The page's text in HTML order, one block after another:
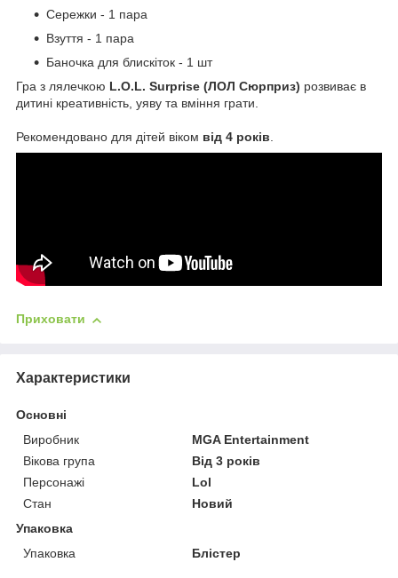
Сережки - 1 пара
Взуття - 1 пара
Баночка для блискіток - 1 шт
Гра з лялечкою L.O.L. Surprise (ЛОЛ Сюрприз) розвиває в
дитині креативність, уяву та вміння грати.
Рекомендовано для дітей віком від 4 років.
Приховати
Характеристики
Основні
Виробник
MGA Entertainment
Вікова група
Від 3 років
Персонажі
Lol
Стан
Новий
Упаковка
Упаковка
Блістер